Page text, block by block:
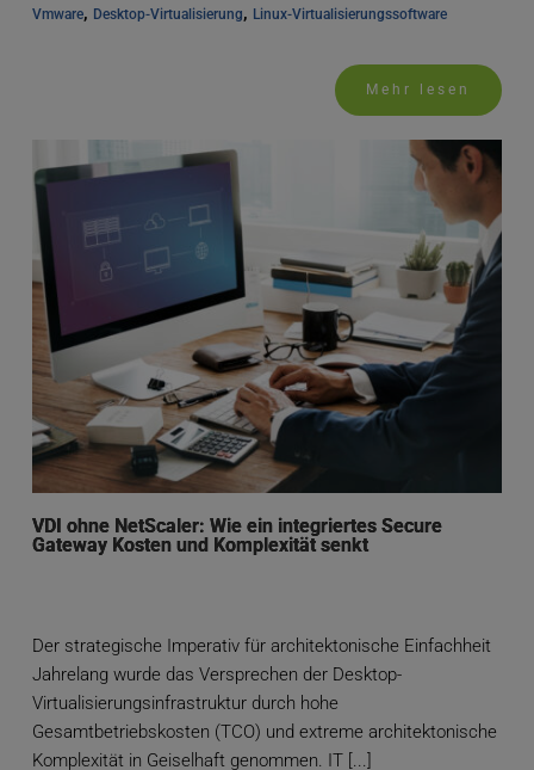
Vmware, Desktop-Virtualisierung, Linux-Virtualisierungssoftware
Mehr lesen
VDI ohne NetScaler: Wie ein integriertes Secure
Gateway Kosten und Komplexität senkt
Der strategische Imperativ für architektonische Einfachheit
Jahrelang wurde das Versprechen der Desktop-
Virtualisierungsinfrastruktur durch hohe
Gesamtbetriebskosten (TCO) und extreme architektonische
Komplexität in Geiselhaft genommen. IT [...]